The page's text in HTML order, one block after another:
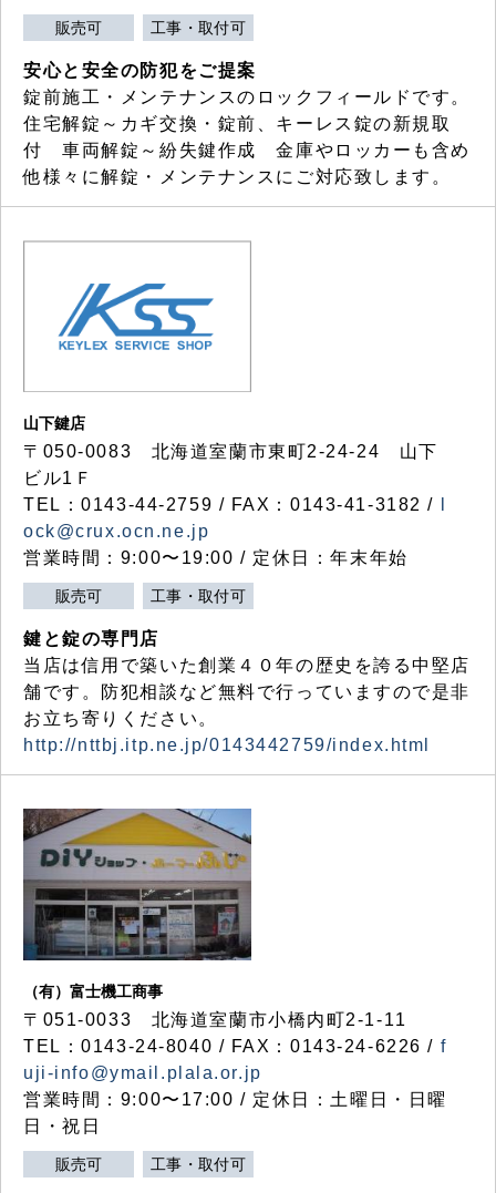
販売可 工事・取付可
安心と安全の防犯をご提案
錠前施工・メンテナンスのロックフィールドです。
住宅解錠～カギ交換・錠前、キーレス錠の新規取
付 車両解錠～紛失鍵作成 金庫やロッカーも含め
他様々に解錠・メンテナンスにご対応致します。
山下鍵店
〒050-0083 北海道室蘭市東町2-24-24 山下
ビル1Ｆ
TEL：0143-44-2759 / FAX：0143-41-3182 /
ock@crux.ocn.ne.jp
営業時間：9:00〜19:00 / 定休日：年末年始
販売可 工事・取付可
鍵と錠の専門店
当店は信用で築いた創業４０年の歴史を誇る中堅店
舗です。防犯相談など無料で行っていますので是非
お立ち寄りください。
http://nttbj.itp.ne.jp/0143442759/index.html
（有）富士機工商事
〒051-0033 北海道室蘭市小橋内町2-1-11
TEL：0143-24-8040 / FAX：0143-24-6226 / f
uji-info@ymail.plala.or.jp
営業時間：9:00〜17:00 / 定休日：土曜日・日曜
日・祝日
販売可 工事・取付可